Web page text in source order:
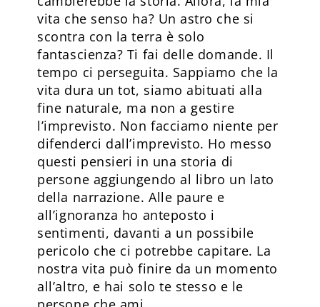
vita che senso ha? Un astro che si
scontra con la terra è solo
fantascienza? Ti fai delle domande. Il
tempo ci perseguita. Sappiamo che la
vita dura un tot, siamo abituati alla
fine naturale, ma non a gestire
l’imprevisto. Non facciamo niente per
difenderci dall’imprevisto. Ho messo
questi pensieri in una storia di
persone aggiungendo al libro un lato
della narrazione. Alle paure e
all’ignoranza ho anteposto i
sentimenti, davanti a un possibile
pericolo che ci potrebbe capitare. La
nostra vita può finire da un momento
all’altro, e hai solo te stesso e le